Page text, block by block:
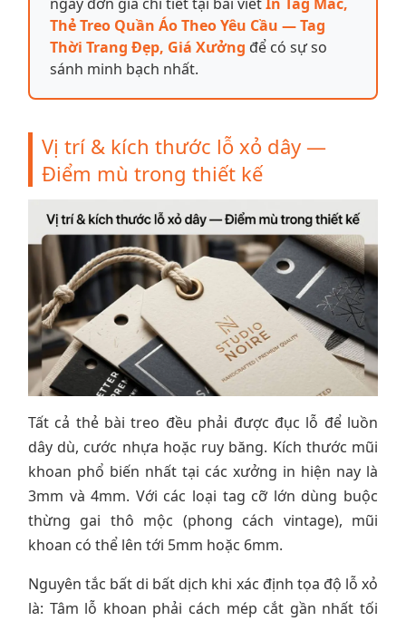
Thẻ Treo Quần Áo Theo Yêu Cầu — Tag
Thời Trang Đẹp, Giá Xưởng để có sự so
sánh minh bạch nhất.
Vị trí & kích thước lỗ xỏ dây —
Điểm mù trong thiết kế
Tất cả thẻ bài treo đều phải được đục lỗ để luồn
dây dù, cước nhựa hoặc ruy băng. Kích thước mũi
khoan phổ biến nhất tại các xưởng in hiện nay là
3mm và 4mm. Với các loại tag cỡ lớn dùng buộc
thừng gai thô mộc (phong cách vintage), mũi
khoan có thể lên tới 5mm hoặc 6mm.
Nguyên tắc bất di bất dịch khi xác định tọa độ lỗ xỏ
là: Tâm lỗ khoan phải cách mép cắt gần nhất tối